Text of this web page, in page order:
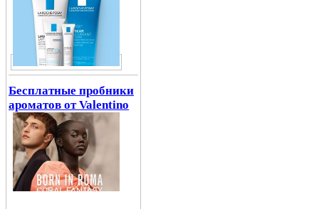
Бесплатные пробники
ароматов от Valentino